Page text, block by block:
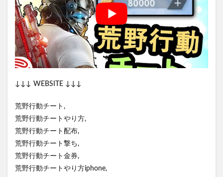
↓↓↓ WEBSITE ↓↓↓
荒野行動チート,
荒野行動チートやり方,
荒野行動チート配布,
荒野行動チート撃ち,
荒野行動チート金券,
荒野行動チートやり方iphone,